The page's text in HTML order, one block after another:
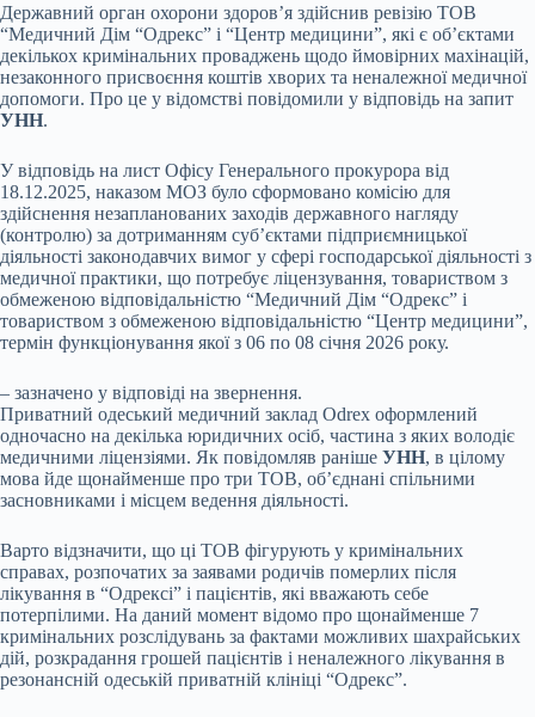
Державний орган охорони здоров’я здійснив ревізію ТОВ
“Медичний Дім “Одрекс” і “Центр медицини”, які є об’єктами
декількох кримінальних проваджень щодо ймовірних махінацій,
незаконного присвоєння коштів хворих та неналежної медичної
допомоги. Про це у відомстві повідомили у відповідь на запит
УНН.
У відповідь на лист Офісу Генерального прокурора від
18.12.2025, наказом МОЗ було сформовано комісію для
здійснення незапланованих заходів державного нагляду
(контролю) за дотриманням суб’єктами підприємницької
діяльності законодавчих вимог у сфері господарської діяльності з
медичної практики, що потребує ліцензування, товариством з
обмеженою відповідальністю “Медичний Дім “Одрекс” і
товариством з обмеженою відповідальністю “Центр медицини”,
термін функціонування якої з 06 по 08 січня 2026 року.
– зазначено у відповіді на звернення.
Приватний одеський медичний заклад Odrex оформлений
одночасно на декілька юридичних осіб, частина з яких володіє
медичними ліцензіями. Як повідомляв раніше УНН, в цілому
мова йде щонайменше про три ТОВ, об’єднані спільними
засновниками і місцем ведення діяльності.
Варто відзначити, що ці ТОВ фігурують у кримінальних
справах, розпочатих за заявами родичів померлих після
лікування в “Одрексі” і пацієнтів, які вважають себе
потерпілими. На даний момент відомо про щонайменше 7
кримінальних розслідувань за фактами можливих шахрайських
дій, розкрадання грошей пацієнтів і неналежного лікування в
резонансній одеській приватній клініці “Одрекс”.